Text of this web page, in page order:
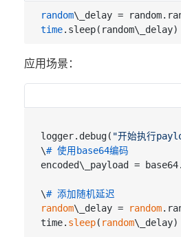
random\_delay =
time
应用场景：
logger.debug( "开始执行
\# 使用base64编码
encoded\_payload =
\# 添加随机延迟
random\_delay = random
time. sleep( random